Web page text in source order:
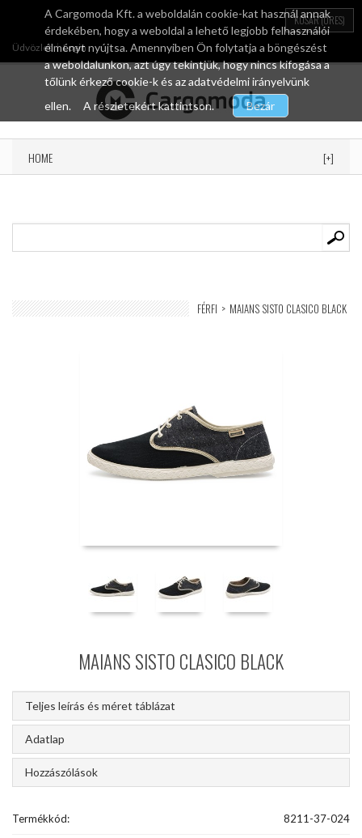
HOME [+]
KOSÁR(ÜRES)
Üdvözlet Login
FÉRFI > MAIANS SISTO CLASICO BLACK
MAIANS SISTO CLASICO BLACK
Teljes leírás és méret táblázat
Adatlap
Hozzászólások
Termékkód: 8211-37-024
A Cargomoda Kft. a weboldalán cookie-kat használ annak
érdekében, hogy a weboldal a lehető legjobb felhasználói
élményt nyújtsa. Amennyiben Ön folytatja a böngészést
a weboldalunkon, azt úgy tekintjük, hogy nincs kifogása a
tőlünk érkező cookie-k és az adatvédelmi irányelvünk
ellen. A részletekért kattintson. Bezár